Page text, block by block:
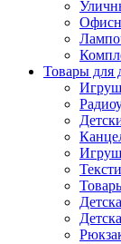
Товары для